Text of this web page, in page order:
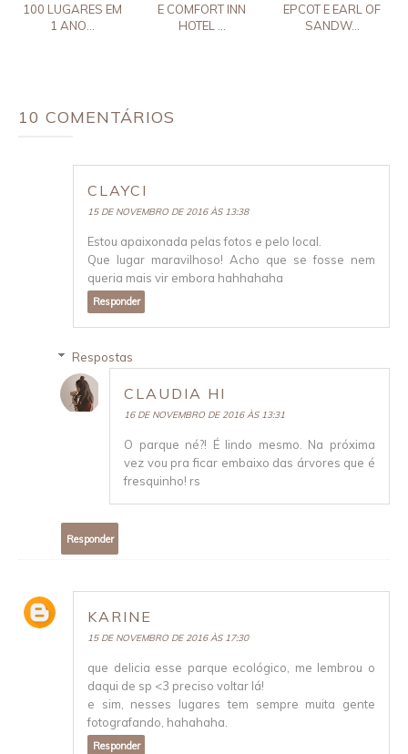
100 LUGARES EM
1 ANO...
E COMFORT INN
HOTEL ...
EPCOT E EARL OF
SANDW...
10 COMENTÁRIOS
CLAYCI
15 DE NOVEMBRO DE 2016 ÀS 13:38
Estou apaixonada pelas fotos e pelo local.
Que lugar maravilhoso! Acho que se fosse nem
queria mais vir embora hahhahaha
Responder
Respostas
CLAUDIA HI
16 DE NOVEMBRO DE 2016 ÀS 13:31
O parque né?! É lindo mesmo. Na próxima
vez vou pra ficar embaixo das árvores que é
fresquinho! rs
Responder
KARINE
15 DE NOVEMBRO DE 2016 ÀS 17:30
que delicia esse parque ecológico, me lembrou o
daqui de sp <3 preciso voltar lá!
e sim, nesses lugares tem sempre muita gente
fotografando, hahahaha.
Responder